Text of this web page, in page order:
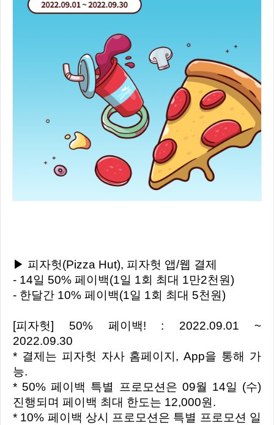
▶ 피자헛(Pizza Hut), 피자헛 앱/웹 결제
- 14일 50% 페이백(1일 1회 최대 1만2천원)
- 한달간 10% 페이백(1일 1회 최대 5천원)
[피자헛] 50% 페이백! : 2022.09.01 ~
2022.09.30
* 결제는 피자헛 자사 홈페이지, App을 통해 가
능.
* 50% 페이백 특별 프로모션은 09월 14일 (수)
진행되며 페이백 최대 한도는 12,000원.
* 10% 페이백 상시 프로모션은 특별 프로모션 일